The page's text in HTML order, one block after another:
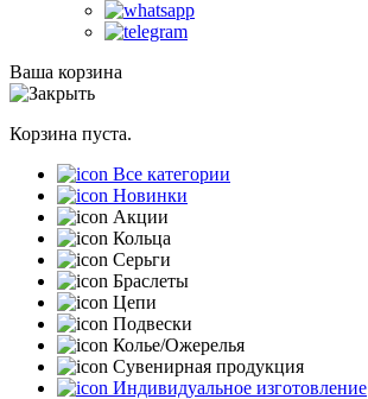
Ваша корзина
Корзина пуста.
Все категории
Новинки
Акции
Кольца
Серьги
Браслеты
Цепи
Подвески
Колье/Ожерелья
Сувенирная продукция
Индивидуальное изготовление